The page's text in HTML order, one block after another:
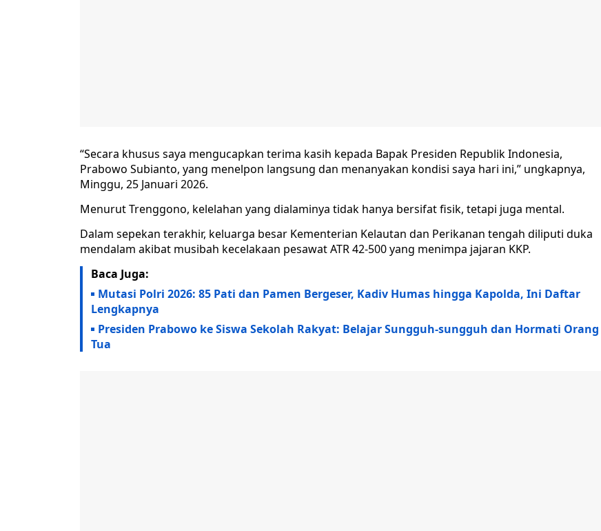
“Secara khusus saya mengucapkan terima kasih kepada Bapak Presiden Republik Indonesia,
Prabowo Subianto, yang menelpon langsung dan menanyakan kondisi saya hari ini,” ungkapnya,
Minggu, 25 Januari 2026.
Menurut Trenggono, kelelahan yang dialaminya tidak hanya bersifat fisik, tetapi juga mental.
Dalam sepekan terakhir, keluarga besar Kementerian Kelautan dan Perikanan tengah diliputi duka
mendalam akibat musibah kecelakaan pesawat ATR 42-500 yang menimpa jajaran KKP.
Baca Juga:
Mutasi Polri 2026: 85 Pati dan Pamen Bergeser, Kadiv Humas hingga Kapolda, Ini Daftar
Lengkapnya
Presiden Prabowo ke Siswa Sekolah Rakyat: Belajar Sungguh-sungguh dan Hormati Orang
Tua